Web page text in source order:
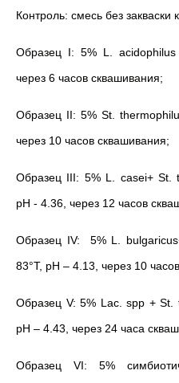
Контроль: смесь без закваски
Образец I: 5% L. acidophilus
через 6 часов сквашивания;
Образец II: 5% St.
через 10 часов сквашивания;
Образец III: 5% L. casei+ St.
рН - 4.36, через 12 часов
Образец IV: 5% L.
83°Т, рН – 4.13, через 10
Образец V: 5% Lac. spp + St.
рН – 4.43, через 24 часа
Образец VI: 5%